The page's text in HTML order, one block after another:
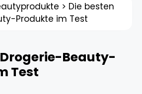
> Die besten
Produkte im Test
Beauty-
Test